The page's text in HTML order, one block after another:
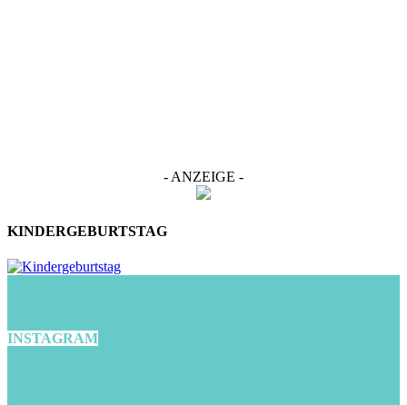
- ANZEIGE -
KINDERGEBURTSTAG
INSTAGRAM